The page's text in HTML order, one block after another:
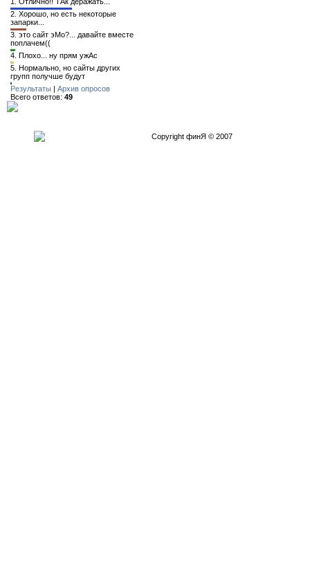
2. Хорошо, но есть некоторые
запарки...
3. это сайт эМо?... давайте вместе
поплачем((
4. Плохо... ну прям ужАс
5. Нормально, но сайты других
групп получше будут
Результаты | Архив опросов
Всего ответов: 49
Copyright финЯ © 2007